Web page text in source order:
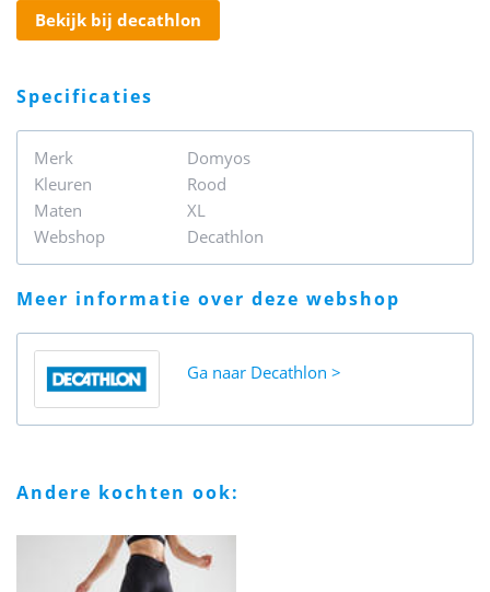
bekijk bij decathlon
specificaties
Merk
Domyos
Kleuren
Rood
Maten
XL
Webshop
Decathlon
meer informatie over deze webshop
Ga naar Decathlon
andere kochten ook: